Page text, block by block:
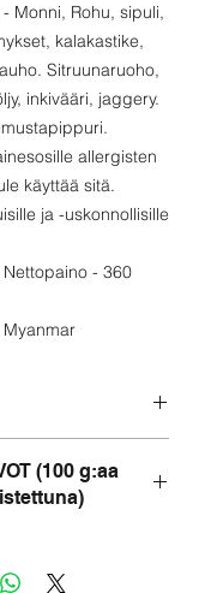
Monni, Rohu, sipuli,
kalakastike,
Sitruunaruoho,
inkivääri, jaggery.
allergisten
käyttää sitä.
ja -uskonnollisille
- 360
valkosipuli,
(100 g:aa
% g